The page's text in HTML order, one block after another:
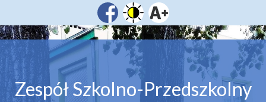
Zespół Szkolno-Przedszkolny